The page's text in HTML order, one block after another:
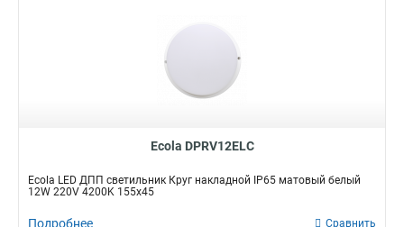
Ecola DPRV12ELC
Ecola LED ДПП светильник Круг накладной IP65 матовый белый
12W 220V 4200K 155x45
Подробнее Сравнить